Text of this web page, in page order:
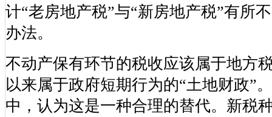
计“老房地产税”与“新房地产税”有所
办法。
不动产保有环节的税收应该属于地方
以来属于政府短期行为的“土地财政”
中，认为这是一种合理的替代。新税